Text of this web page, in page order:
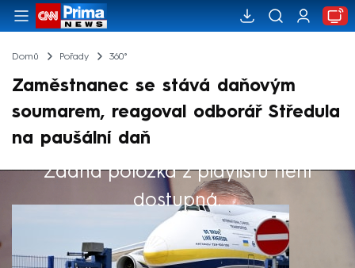
Domů Pořady 360°
Zaměstnanec se stává daňovým
soumarem, reagoval odborář Středula
na paušální daň
Žádná položka z playlistu není
dostupná.
Výběr redakce